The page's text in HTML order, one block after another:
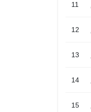
11
12
13
14
15